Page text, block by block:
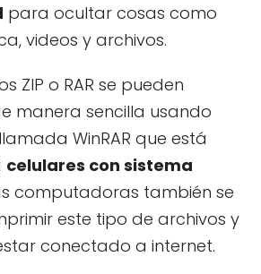
para ocultar cosas como
videos y archivos.
ZIP o RAR se pueden
manera sencilla usando
WinRAR que está
celulares con sistema
computadoras también se
este tipo de archivos y
conectado a internet.